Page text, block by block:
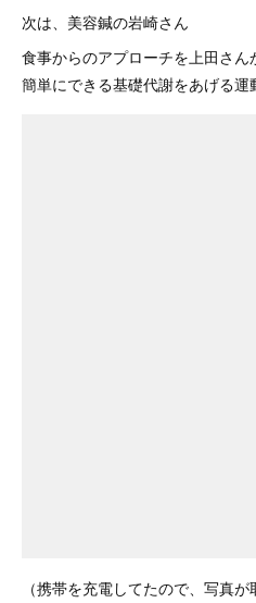
次は、美容鍼の岩崎さん
食事からのアプローチを上田さ
簡単にできる基礎代謝をあげる運
（携帯を充電してたので、写真